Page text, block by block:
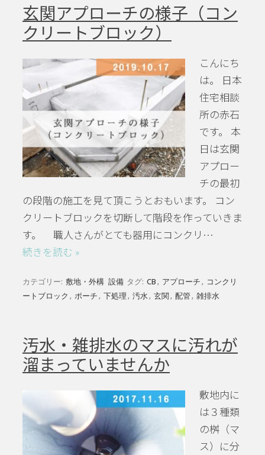
玄関アプローチの様子（コン
クリートブロック）
こんにち
は。 日本
住宅相談
所の赤石
です。 本
日は玄関
アプロー
チの最初
の段階の施工を見て頂こうとおもいます。 コン
クリートブロックを切断して階段を作っていきま
す。 職人さんがとても器用にコンクリ…
続きを読む »
カテゴリー: 敷地・外構 設備 タグ: CB , アプローチ , コンクリ
ートブロック , ポーチ , 下処理 , 汚水 , 玄関 , 配管, 雑排水
汚水・雑排水のマスに汚れが
溜まっていませんか
敷地内に
は３種類
の桝（マ
ス）に分